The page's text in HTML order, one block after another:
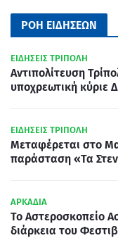
ΡΟΗ ΕΙΔΗΣΕΩΝ
ΕΙΔΗΣΕΙΣ ΤΡΙΠΟΛΗ
Αντιπολίτευση
υποχρεωτική κύριε
ΕΙΔΗΣΕΙΣ ΤΡΙΠΟΛΗ
Μεταφέρεται στο
παράσταση «Τα
ΑΡΚΑΔΙΑ
Το Αστεροσκοπείο
διάρκεια του